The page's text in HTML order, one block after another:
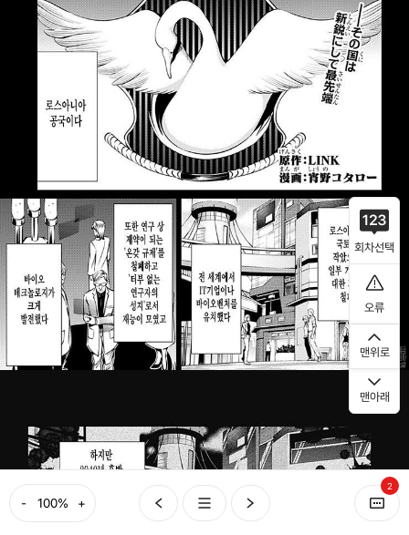
- +
2
회차선택
오류
맨위로
맨아래